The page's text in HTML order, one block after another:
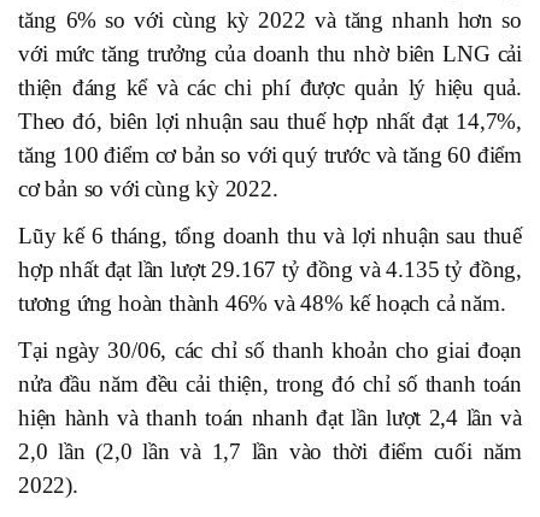
tăng 6% so với cùng kỳ 2022 và tăng nhanh hơn so
với mức tăng trưởng của doanh thu nhờ biên LNG cải
thiện đáng kể và các chi phí được quản lý hiệu quả.
Theo đó, biên lợi nhuận sau thuế hợp nhất đạt 14,7%,
tăng 100 điểm cơ bản so với quý trước và tăng 60 điểm
cơ bản so với cùng kỳ 2022.
Lũy kế 6 tháng, tổng doanh thu và lợi nhuận sau thuế
hợp nhất đạt lần lượt 29.167 tỷ đồng và 4.135 tỷ đồng,
tương ứng hoàn thành 46% và 48% kế hoạch cả năm.
Tại ngày 30/06, các chỉ số thanh khoản cho giai đoạn
nửa đầu năm đều cải thiện, trong đó chỉ số thanh toán
hiện hành và thanh toán nhanh đạt lần lượt 2,4 lần và
2,0 lần (2,0 lần và 1,7 lần vào thời điểm cuối năm
2022).